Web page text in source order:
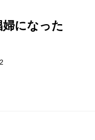
婦になった